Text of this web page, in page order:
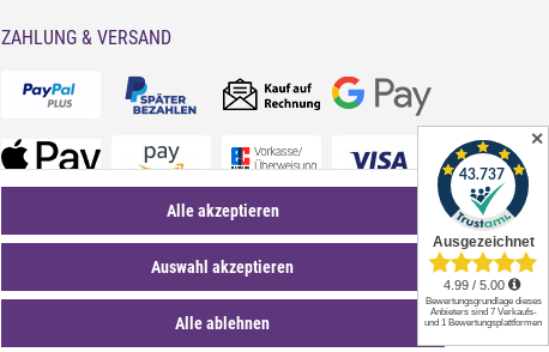
ZAHLUNG & VERSAND
Auswahl akzeptieren
Alle ablehnen
Alle akzeptieren
✕